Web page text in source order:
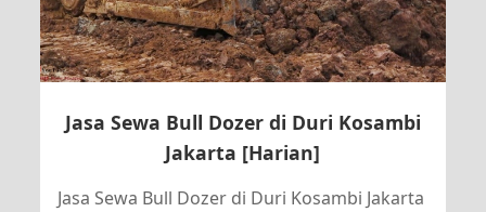
Jasa Sewa Bull Dozer di Duri Kosambi
Jakarta [Harian]
Jasa Sewa Bull Dozer di Duri Kosambi Jakarta